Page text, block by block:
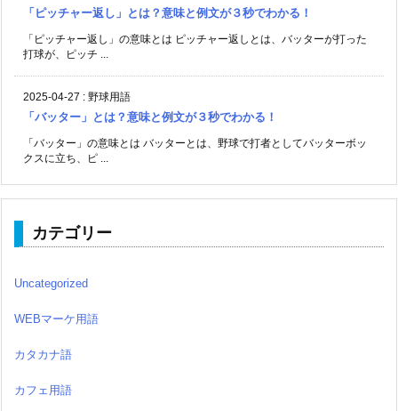
「ピッチャー返し」とは？意味と例文が３秒でわかる！
「ピッチャー返し」の意味とは ピッチャー返しとは、バッターが打った
打球が、ピッチ ...
2025-04-27 : 野球用語
「バッター」とは？意味と例文が３秒でわかる！
「バッター」の意味とは バッターとは、野球で打者としてバッターボッ
クスに立ち、ピ ...
カテゴリー
Uncategorized
WEBマーケ用語
カタカナ語
カフェ用語